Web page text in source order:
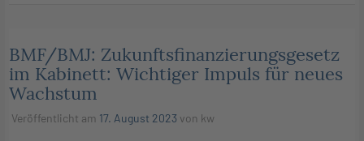
BMF/BMJ: Zukunftsfinanzierungsgesetz
im Kabinett: Wichtiger Impuls für neues
Wachstum
Veröffentlicht am 17. August 2023 von kw